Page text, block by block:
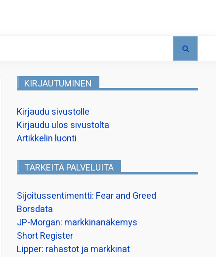
KIRJAUTUMINEN
Kirjaudu sivustolle
Kirjaudu ulos sivustolta
Artikkelin luonti
TÄRKEITÄ PALVELUITA
Sijoitussentimentti: Fear and Greed
Borsdata
JP-Morgan: markkinanäkemys
Short Register
Lipper: rahastot ja markkinat